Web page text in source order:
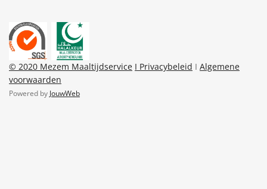
© 2020 Mezem Maaltijdservice I Privacybeleid I Algemene
voorwaarden
Powered by JouwWeb